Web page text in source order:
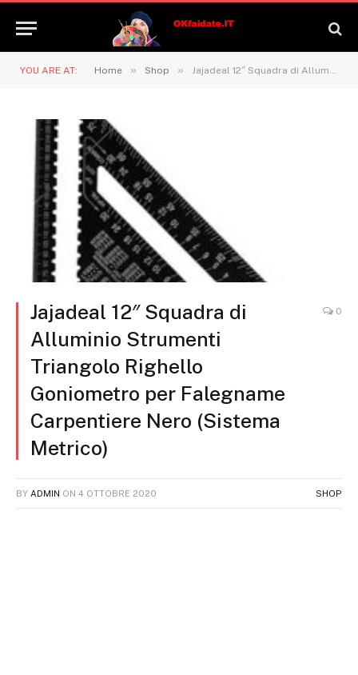
YOU ARE AT: Home » Shop » Jajadeal 12″ Squadra di Alluminio Strumenti Triangolo Righello Goniometro per Falegname Carpentiere Nero (Sistema Metrico)
Jajadeal 12″ Squadra di
Alluminio Strumenti
Triangolo Righello
Goniometro per Falegname
Carpentiere Nero (Sistema
Metrico)
0
BY ADMIN ON 4 OTTOBRE 2020 SHOP